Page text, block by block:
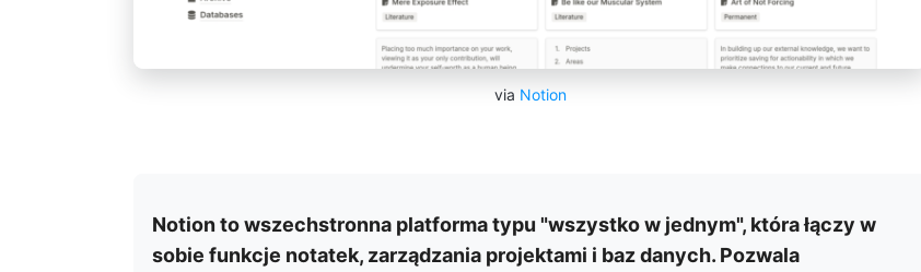
via Notion
Notion to wszechstronna platforma typu "wszystko w jednym", która łączy w
sobie funkcje notatek, zarządzania projektami i baz danych. Pozwala